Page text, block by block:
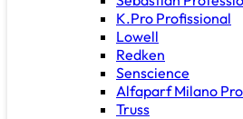
K.Pro Profissional
Lowell
Redken
Senscience
Alfaparf Milano
Truss